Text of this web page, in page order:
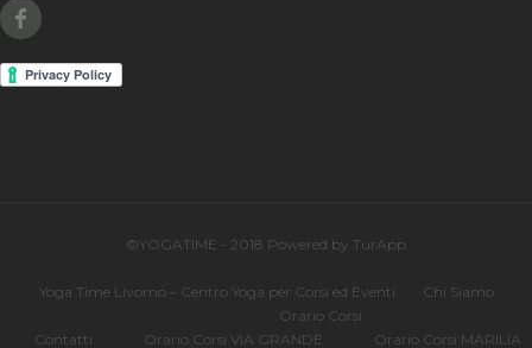
©YOGATIME - 2018 Powered by TurApp
Yoga Time Livorno – Centro Yoga per Corsi ed Eventi Chi Siamo
Contatti
Orario Corsi
Orario Corsi VIA GRANDE
Orario Corsi MARILIA